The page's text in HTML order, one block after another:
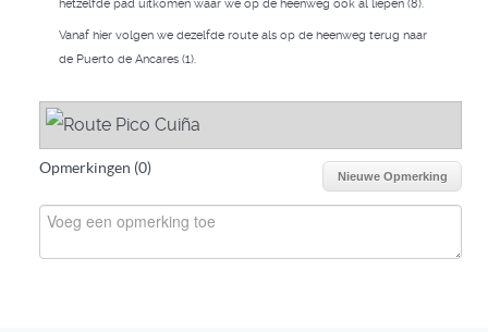
hetzelfde pad uitkomen waar we op de heenweg ook al liepen (8).
Vanaf hier volgen we dezelfde route als op de heenweg terug naar
de Puerto de Ancares (1).
Opmerkingen (0) Nieuwe Opmerking